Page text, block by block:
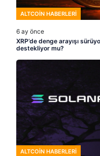
ALTCOIN HABERLERI
6 ay önce
XRP’de denge arayışı
destekliyor mu?
ALTCOIN HABERLERI